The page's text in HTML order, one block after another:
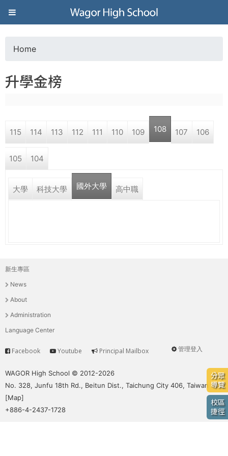
Jump to navigation
葳
格
高
學
培
養
具
國
移
動
的
世
界
公
o
a
r
e
r
e
Home
升學金榜
115 114 113 112 111 110 109 108 107 106
105 104
大學 科技大學 國外大學 高中職
分眾
導覽
校區
捷徑
主
選
單
新生專區
News
About
Administration
Language Center
User
管理登入
Service
Facebook Youtube Principal Mailbox
WAGOR High School © 2012-2026
No. 328, Junfu 18th Rd., Beitun Dist., Taichung City 406, Taiwan
[Map]
+886-4-2437-1728